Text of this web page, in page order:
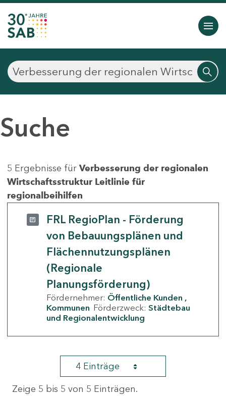
Suche
5 Ergebnisse für Verbesserung der regionalen
Wirtschaftsstruktur Leitlinie für
regionalbeihilfen
FRL RegioPlan - Förderung
von Bebauungsplänen und
Flächennutzungsplänen
(Regionale
Planungsförderung)
Fördernehmer: Öffentliche Kunden
Kommunen Förderzweck: Städtebau
und Regionalentwicklung
4 Einträge
Zeige 5 bis 5 von 5 Einträgen.